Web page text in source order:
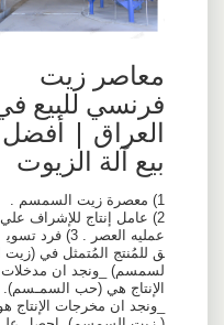
معاصر زيت
فرنسي للبيع
العراق | أفضل
بيع آلة الزيوت
1) معصرة زيت السمسم .
2) عامل إنتاج للإشراف علي
عمليه العصر . 3) فرد تسوي
ق للمُنتج المُتمثل في (زيت ا
لسمسم) _ونجد ان مدخلات
الإنتاج هي (حب السمـسم).
_ونجد ان مخرجات الإنتاج